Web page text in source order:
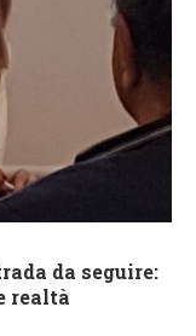
da seguire:
realtà